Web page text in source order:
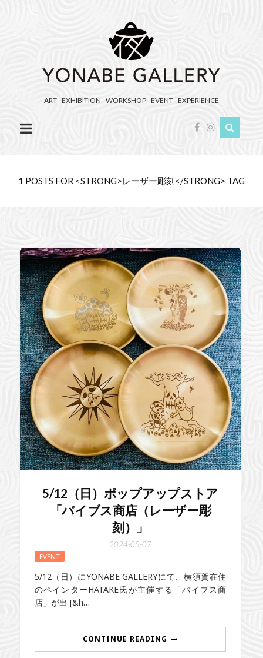
YONABE
GALLERY（ヨ
ナ
べ
ギ
ャ
ART - EXHIBITION - WORKSHOP - EVENT - EXPERIENCE
1 POSTS FOR <STRONG>レーザー彫刻</STRONG> TAG
5/12（日）ポップアップストア
「バイブス商店（レーザー彫
刻）」
2024-05-07
EVENT
5/12（日）にYONABE GALLERYにて、横須賀在住
のペインターHATAKE氏が主催する「バイブス商
店」が出 [&h…
CONTINUE READING